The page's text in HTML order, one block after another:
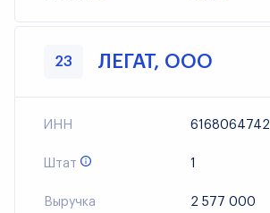
23 ЛЕГАТ, ООО
ИНН 6168064742
Штат 1
Выручка 2 577 000